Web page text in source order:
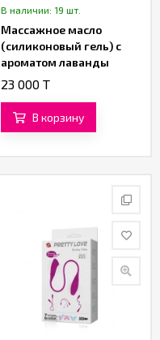
В наличии: 19 шт.
Массажное масло
(силиконовый гель) с
ароматом лаванды
«All-in-One Sensual
«System JO» (120 ML)
23 000 T
В корзину